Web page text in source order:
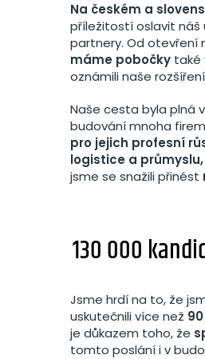
Na českém a
příležitostí oslavit náš
partnery. Od otevření
máme pobočky také
oznámili naše
Naše cesta byla plná
budování mnoha
pro jejich profesní
logistice a
jsme se snažili přinést
130 000
Jsme hrdí na to, že
uskutečnili více než
je důkazem toho, že
tomto poslání i v